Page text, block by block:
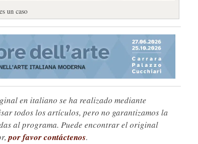
un caso
en italiano se ha realizado mediante
todos los artículos, pero no garantizamos la
al programa. Puede encontrar el original
por favor contáctenos.